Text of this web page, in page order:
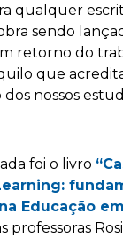
qualquer
sendo
retorno do
que
nossos
foi o livro
Educação
professoras